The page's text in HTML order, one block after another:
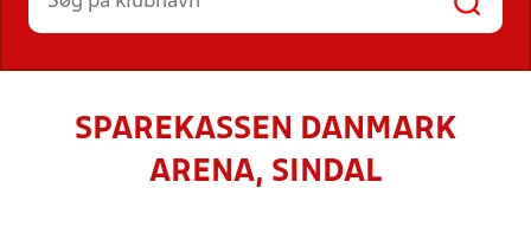
SPAREKASSEN DANMARK
ARENA, SINDAL